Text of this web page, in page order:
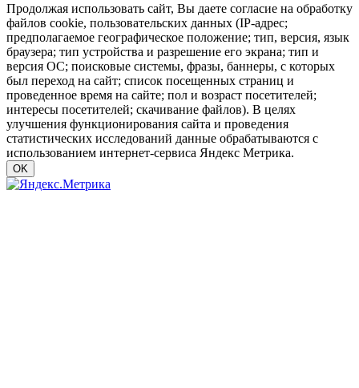
Продолжая использовать сайт, Вы даете согласие на обработку
файлов cookie, пользовательских данных (IP-адрес;
предполагаемое географическое положение; тип, версия, язык
браузера; тип устройства и разрешение его экрана; тип и
версия ОС; поисковые системы, фразы, баннеры, с которых
был переход на сайт; список посещенных страниц и
проведенное время на сайте; пол и возраст посетителей;
интересы посетителей; скачивание файлов). В целях
улучшения функционирования сайта и проведения
статистических исследований данные обрабатываются с
использованием интернет-сервиса Яндекс Метрика.
OK